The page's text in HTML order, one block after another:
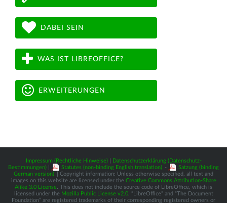
DABEI SEIN
WAS IST LIBREOFFICE?
ERWEITERUNGEN
Impressum (Rechtliche Hinweise)|
Datenschutzerklärung (Datenschutz-
Bestimmungen)
Statutes (non-binding English translation) -
Satzung (binding
German version)
| Copyright information: Unless otherwise specified, all text and
images on this website are licensed under the Creative Commons Attribution-Share
Alike 3.0 License . This does not include the source code of LibreOffice, which is
licensed under the Mozilla Public License v2.0. “LibreOffice” and “The Document
Foundation” are registered trademarks of their corresponding registered owners or